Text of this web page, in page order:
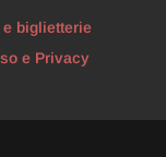
e biglietterie
e Privacy